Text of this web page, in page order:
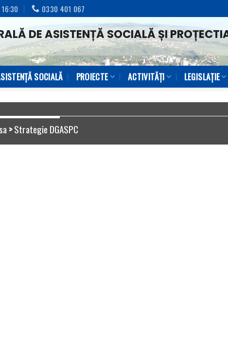
0330 401 067
DE ASISTENȚĂ SOCIALĂ ȘI
SOCIALĂ PROIECTE ACTIVITĂȚI LEGISLAȚIE
>Strategie DGASPC